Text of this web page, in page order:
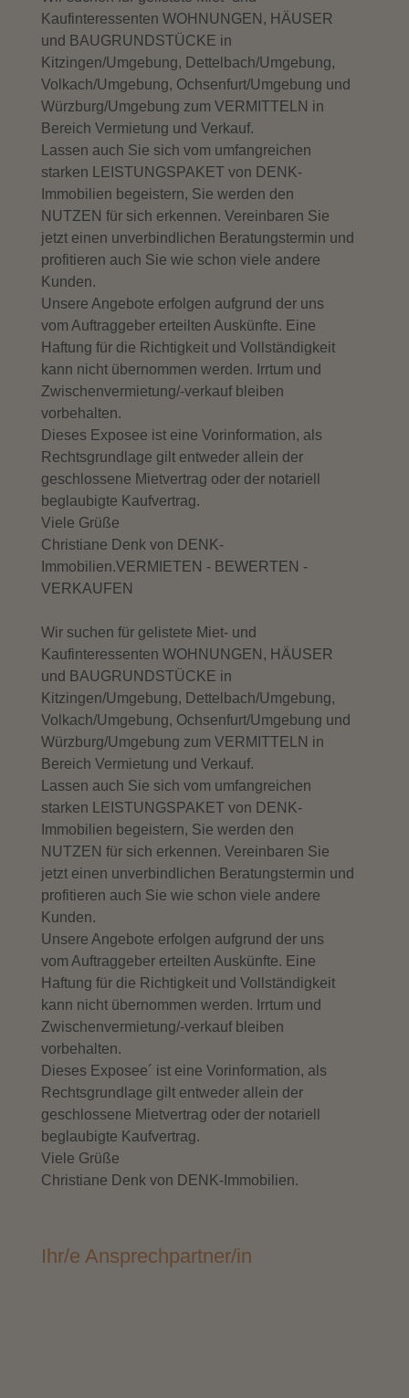
Kaufinteressenten WOHNUNGEN, HÄUSER
und BAUGRUNDSTÜCKE in
Kitzingen/Umgebung, Dettelbach/Umgebung,
Volkach/Umgebung, Ochsenfurt/Umgebung und
Würzburg/Umgebung zum VERMITTELN in
Bereich Vermietung und Verkauf.
Lassen auch Sie sich vom umfangreichen
starken LEISTUNGSPAKET von DENK-
Immobilien begeistern, Sie werden den
NUTZEN für sich erkennen. Vereinbaren Sie
jetzt einen unverbindlichen Beratungstermin und
profitieren auch Sie wie schon viele andere
Kunden.
Unsere Angebote erfolgen aufgrund der uns
vom Auftraggeber erteilten Auskünfte. Eine
Haftung für die Richtigkeit und Vollständigkeit
kann nicht übernommen werden. Irrtum und
Zwischenvermietung/-verkauf bleiben
vorbehalten.
Dieses Exposee ist eine Vorinformation, als
Rechtsgrundlage gilt entweder allein der
geschlossene Mietvertrag oder der notariell
beglaubigte Kaufvertrag.
Viele Grüße
Christiane Denk von DENK-
Immobilien.VERMIETEN - BEWERTEN -
VERKAUFEN
Wir suchen für gelistete Miet- und
Kaufinteressenten WOHNUNGEN, HÄUSER
und BAUGRUNDSTÜCKE in
Kitzingen/Umgebung, Dettelbach/Umgebung,
Volkach/Umgebung, Ochsenfurt/Umgebung und
Würzburg/Umgebung zum VERMITTELN in
Bereich Vermietung und Verkauf.
Lassen auch Sie sich vom umfangreichen
starken LEISTUNGSPAKET von DENK-
Immobilien begeistern, Sie werden den
NUTZEN für sich erkennen. Vereinbaren Sie
jetzt einen unverbindlichen Beratungstermin und
profitieren auch Sie wie schon viele andere
Kunden.
Unsere Angebote erfolgen aufgrund der uns
vom Auftraggeber erteilten Auskünfte. Eine
Haftung für die Richtigkeit und Vollständigkeit
kann nicht übernommen werden. Irrtum und
Zwischenvermietung/-verkauf bleiben
vorbehalten.
Dieses Exposee´ ist eine Vorinformation, als
Rechtsgrundlage gilt entweder allein der
geschlossene Mietvertrag oder der notariell
beglaubigte Kaufvertrag.
Viele Grüße
Christiane Denk von DENK-Immobilien.
Ihr/e Ansprechpartner/in